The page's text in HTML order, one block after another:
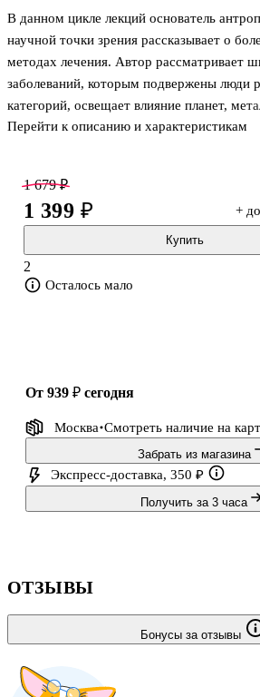
В данном цикле лекций основатель
научной точки зрения рассказывает о
методах лечения. Автор рассматривает
заболеваний, которым подвержены люди
категорий, освещает влияние планет,
состояние человека.
Перейти к описанию и характеристикам
1 679 ₽
1 399 ₽ + до
Купить
2
Осталось мало
от 939 ₽ сегодня
Москва Смотреть наличие на
Забрать из магазина
Экспресс-доставка, 350 ₽
Получить за 3 часа
ОТЗЫВЫ
Бонусы за отзывы